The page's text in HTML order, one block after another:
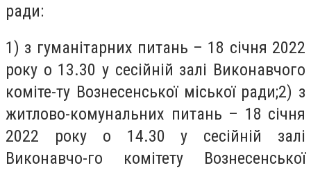
ради:
1) з гуманітарних питань – 18 січня 2022
року о 13.30 у сесійній залі Виконавчого
коміте-ту Вознесенської міської ради;2) з
житлово-комунальних питань – 18 січня
2022 року о 14.30 у сесійній залі
Виконавчо-го комітету Вознесенської